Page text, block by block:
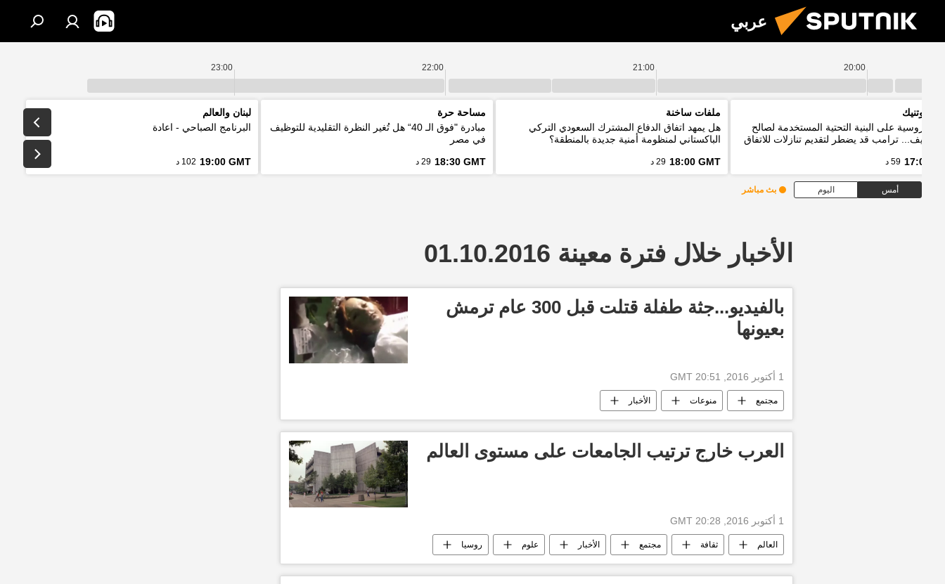
عربي
20:00
21:00
22:00
23:00
سبوتنيك
روسية على البنية التحتية المستخدمة لصالح
كييف... ترامب قد يضطر لتقديم تنازلات للاتفاق
17:00 59 د
ملفات ساخنة
هل يمهد اتفاق الدفاع المشترك السعودي التركي
الباكستاني لمنظومة أمنية جديدة بالمنطقة؟
18:00 GMT 29 د
مساحة حرة
مبادرة "فوق الـ 40“ هل تُغير النظرة التقليدية للتوظيف
في مصر
18:30 GMT 29 د
لبنان والعالم
البرنامج الصباحي - اعادة
19:00 GMT 102 د
أمس اليوم بث مباشر
الأخبار خلال فترة معينة 01.10.2016
بالفيديو...جثة طفلة قتلت قبل 300 عام ترمش
بعيونها
1 أكتوبر 2016, 20:51 GMT
مجتمع منوعات الأخبار
العرب خارج ترتيب الجامعات على مستوى العالم
1 أكتوبر 2016, 20:28 GMT
العالم ثقافة مجتمع الأخبار علوم روسيا